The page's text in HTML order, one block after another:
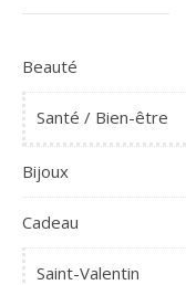
Beauté
Santé / Bien-être
Bijoux
Cadeau
Saint-Valentin